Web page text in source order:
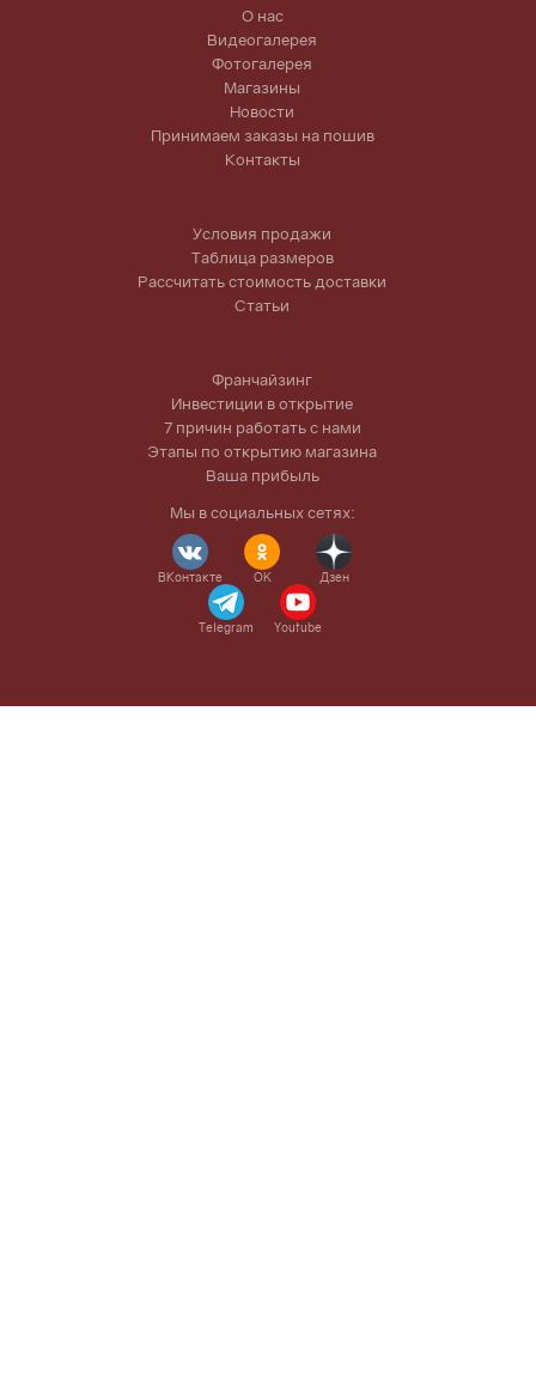
О нас
Видеогалерея
Фотогалерея
Магазины
Новости
Принимаем заказы на пошив
Контакты
Условия продажи
Таблица размеров
Рассчитать стоимость доставки
Статьи
Франчайзинг
Инвестиции в открытие
7 причин работать с нами
Этапы по открытию магазина
Ваша прибыль
Мы в социальных сетях:
ВКонтакте OK Дзен
Telegram Youtube